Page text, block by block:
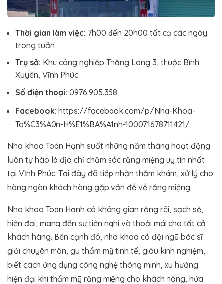
Thời gian làm việc: 7h00 đến 20h00 tất cả các ngày
trong tuần
Trụ sở: Khu công nghiệp Thăng Long 3, thuộc Bình
Xuyên, Vĩnh Phúc
Số điện thoại: 0976.905.358
Facebook: https://facebook.com/p/Nha-Khoa-
To%C3%A0n-H%E1%BA%A1nh-100071678711421/
Nha khoa Toàn Hạnh suốt những năm tháng hoạt động
luôn tự hào là địa chỉ chăm sóc răng miệng uy tín nhất
tại Vĩnh Phúc. Tại đây đã tiếp nhận thăm khám, xử lý cho
hàng ngàn khách hàng gặp vấn đề về răng miệng.
Nha khoa Toàn Hạnh có không gian rộng rãi, sạch sẽ,
hiện đại, mang đến sự tiện nghi và thoải mái cho tất cả
khách hàng. Bên cạnh đó, nha khoa có đội ngũ bác sĩ
giỏi chuyên môn, gu thẩm mỹ tinh tế, giàu kinh nghiệm,
biết cách ứng dụng công nghệ thông minh, xu hướng
hiện đại khi thẩm mỹ răng miệng cho khách hàng, hứa